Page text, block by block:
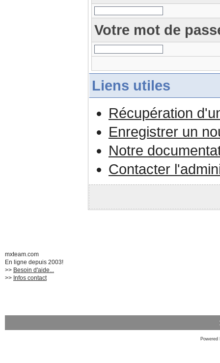
Votre mot de
Liens utiles
Récupération
Enregistrer un
Notre
Contacter
mxteam.com
En ligne depuis 2003!
>> Besoin d'aide...
>> Infos contact